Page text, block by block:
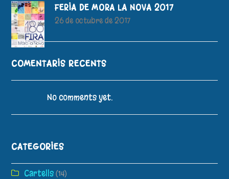
FERIA DE MORA LA NOVA 2017
26 de octubre de 2017
COMENTARIS RECENTS
No comments yet.
CATEGORIES
Cartells (14)